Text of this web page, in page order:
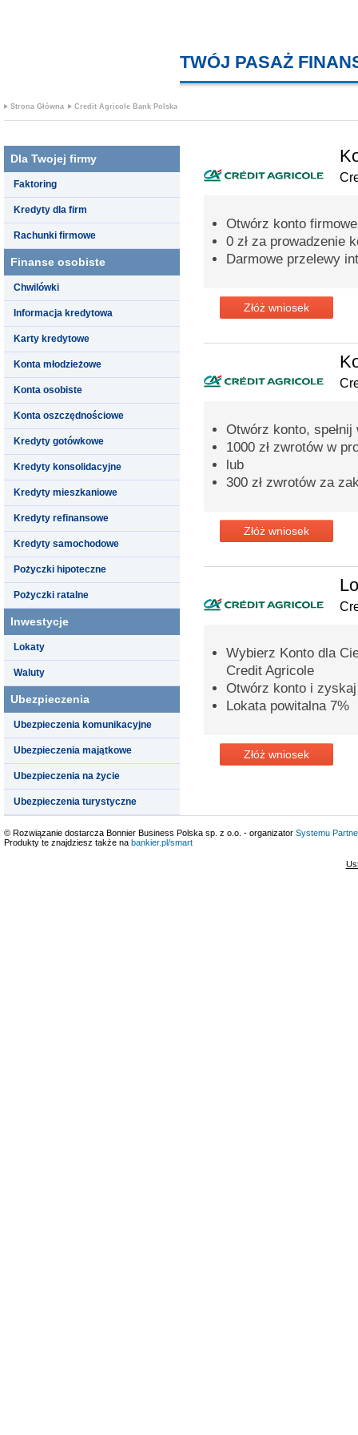
TWÓJ PASAŻ
Strona Główna Credit Agricole Bank Polska
Dla Twojej firmy
Faktoring
Kredyty dla firm
Rachunki firmowe
Finanse osobiste
Chwilówki
Informacja kredytowa
Karty kredytowe
Konta młodzieżowe
Konta osobiste
Konta oszczędnościowe
Kredyty gotówkowe
Kredyty konsolidacyjne
Kredyty mieszkaniowe
Kredyty refinansowe
Kredyty samochodowe
Pożyczki hipoteczne
Pożyczki ratalne
Inwestycje
Lokaty
Waluty
Ubezpieczenia
Ubezpieczenia komunikacyjne
Ubezpieczenia majątkowe
Ubezpieczenia na życie
Ubezpieczenia turystyczne
Otwórz konto
0 zł za prowadzenie
Darmowe przelewy
Złóż wniosek
Otwórz konto,
1000 zł zwrotów w
lub
300 zł zwrotów za
Złóż wniosek
Wybierz Konto dla
Credit Agricole
Otwórz konto i zyskaj
Lokata powitalna 7%
Złóż wniosek
© Rozwiązanie dostarcza Bonnier Business Polska sp. z o.o. - organizator Systemu
Produkty te znajdziesz także na bankier.pl/smart